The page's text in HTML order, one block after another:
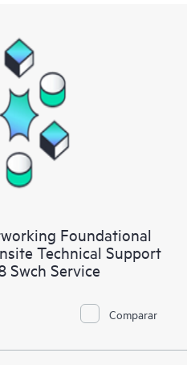
Foundational
Technical Support
Swch Service
Comparar